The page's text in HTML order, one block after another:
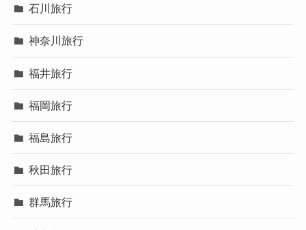
石川旅行
神奈川旅行
福井旅行
福岡旅行
福島旅行
秋田旅行
群馬旅行